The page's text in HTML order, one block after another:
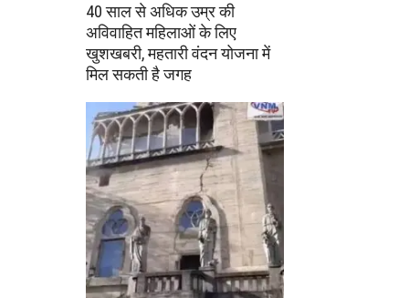
40 साल से अधिक उम्र की
अविवाहित महिलाओं के लिए
खुशखबरी, महतारी वंदन योजना में
मिल सकती है जगह